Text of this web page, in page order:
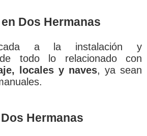
Dos Hermanas
a la instalación y
de todo lo relacionado con
locales y naves, ya sean
Hermanas